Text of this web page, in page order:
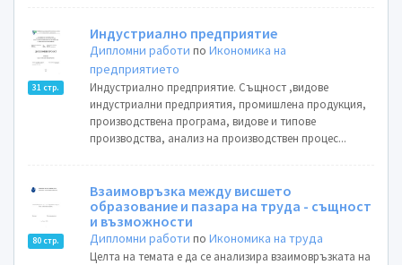
31 стр.
Индустриално предприятие
Дипломни работи поИкономика на
предприятието
Индустриално предприятие. Същност ,видове
индустриални предприятия, промишлена продукция,
производствена програма, видове и типове
производства, анализ на производствен процес...
80 стр.
Взаимовръзка между висшето
образование и пазара на труда - същност
и възможности
Дипломни работи поИкономика на труда
Целта на темата е да се анализира взаимовръзката на